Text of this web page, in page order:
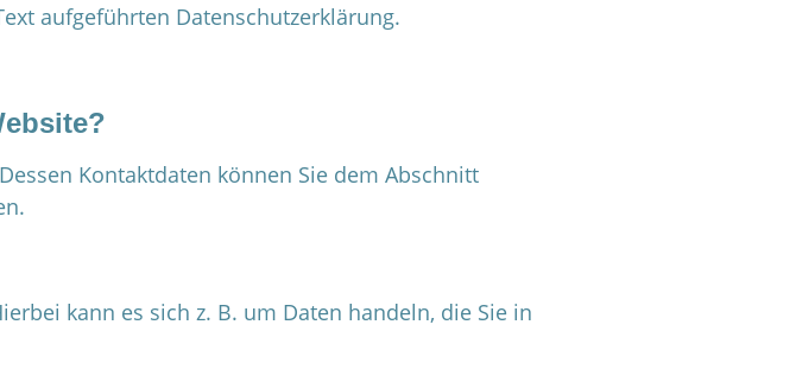
aufgeführten Datenschutzerklärung.
Kontaktdaten können Sie dem Abschnitt
kann es sich z. B. um Daten handeln, die Sie in